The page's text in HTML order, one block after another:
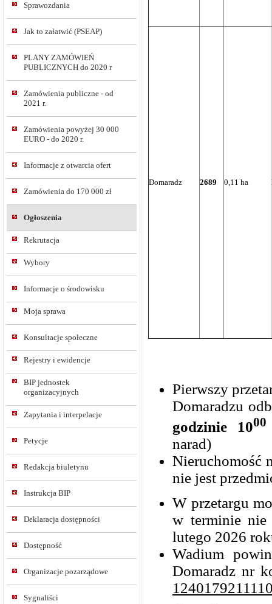
Sprawozdania
Jak to załatwić (PSEAP)
PLANY ZAMÓWIEŃ
PUBLICZNYCH do 2020 r
Zamówienia publiczne - od
2021 r.
Zamówienia powyżej 30 000
EURO - do 2020 r.
Informacje z otwarcia ofert
Zamówienia do 170 000 zł
Ogłoszenia
Rekrutacja
Wybory
Informacje o środowisku
Moja sprawa
Konsultacje społeczne
Rejestry i ewidencje
BIP jednostek
organizacyjnych
Zapytania i interpelacje
Petycje
Redakcja biuletynu
Instrukcja BIP
Deklaracja dostępności
Dostępność
Organizacje pozarządowe
Sygnaliści
Domaradz 2689 0,11 ha
Pierwszy
Domaradzu
godzinie 1000
narad)
Nieruchomość
nie jest
W przetargu
w terminie
lutego 2026
Wadium